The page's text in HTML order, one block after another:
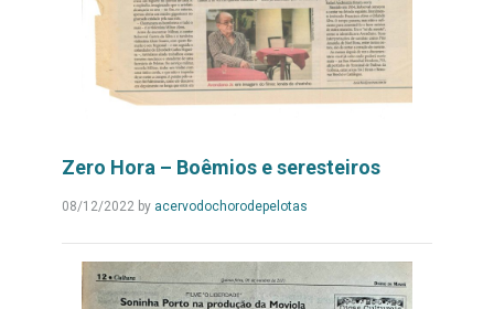
Zero Hora – Boêmios e seresteiros
08/12/2022 by acervodochorodepelotasLeia